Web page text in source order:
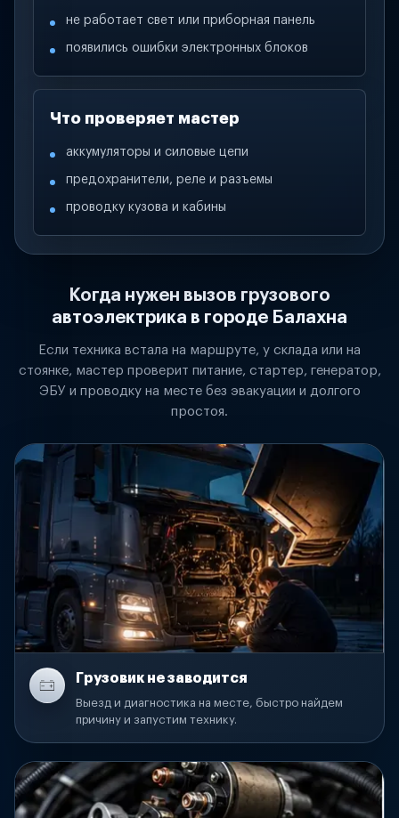
не работает свет или приборная панель
появились ошибки электронных блоков
Что проверяет мастер
аккумуляторы и силовые цепи
предохранители, реле и разъемы
проводку кузова и кабины
Когда нужен вызов грузового
автоэлектрика в городе Балахна
Если техника встала на маршруте, у склада или на
стоянке, мастер проверит питание, стартер, генератор,
ЭБУ и проводку на месте без эвакуации и долгого
простоя.
Грузовик не заводится
Выезд и диагностика на месте, быстро найдем
причину и запустим технику.